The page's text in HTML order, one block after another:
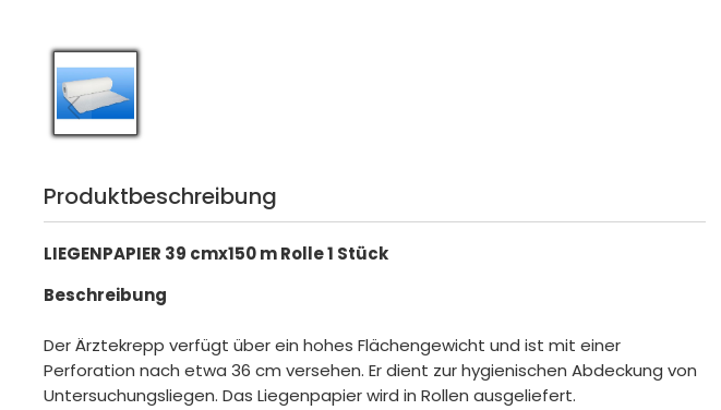
Produktbeschreibung
LIEGENPAPIER 39 cmx150 m Rolle 1 Stück
Beschreibung
Der Ärztekrepp verfügt über ein hohes Flächengewicht und ist mit einer
Perforation nach etwa 36 cm versehen. Er dient zur hygienischen Abdeckung von
Untersuchungsliegen. Das Liegenpapier wird in Rollen ausgeliefert.